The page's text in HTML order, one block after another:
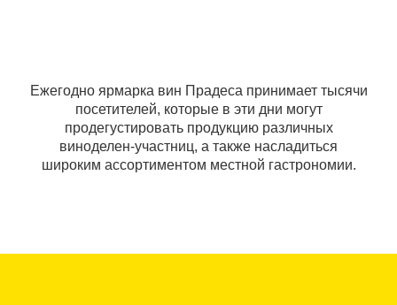
Ежегодно ярмарка вин Прадеса принимает тысячи
посетителей, которые в эти дни могут
продегустировать продукцию различных
виноделен-участниц, а также насладиться
широким ассортиментом местной гастрономии.